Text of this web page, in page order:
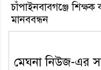
চাঁপাইনবাবগঞ্জে শিক্ষক
মানববন্ধন
মেঘনা নিউজ-এর